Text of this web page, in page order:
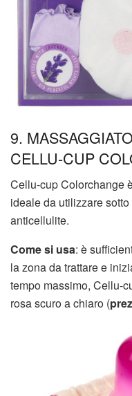
9.
CELLU-CUP
Cellu-cup Colorchange
ideale da utilizzare
anticellulite.
Come si usa: è
la zona da trattare e
tempo massimo, Cellu-
rosa scuro a chiaro (